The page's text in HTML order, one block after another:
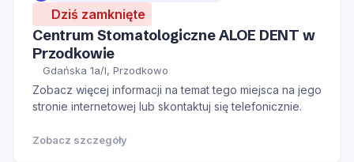
Dziś zamknięte
Centrum Stomatologiczne ALOE DENT w
Przodkowie
Gdańska 1a/I, Przodkowo
Zobacz więcej informacji na temat tego miejsca na jego
stronie internetowej lub skontaktuj się telefonicznie.
Zobacz szczegóły